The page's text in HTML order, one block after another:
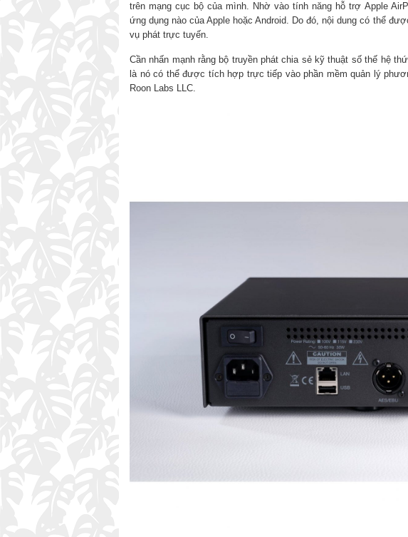
trên mạng cục bộ của mình. Nhờ vào tính năng hỗ trợ Apple
ứng dụng nào của Apple hoặc Android. Do đó, nội dung có thể
vụ phát trực tuyến.
Cần nhấn mạnh rằng bộ truyền phát chia sẻ kỹ thuật số thế hệ
là nó có thể được tích hợp trực tiếp vào phần mềm quản lý
Roon Labs LLC.